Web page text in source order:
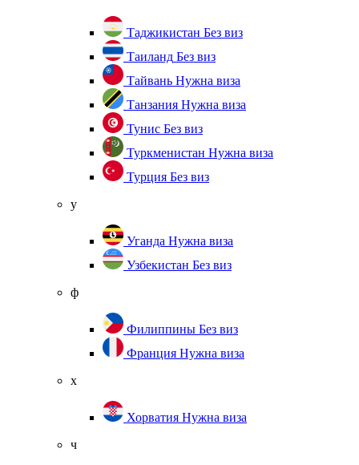
Таджикистан Без виз
Таиланд Без виз
Тайвань Нужна виза
Танзания Нужна виза
Тунис Без виз
Туркменистан Нужна виза
Турция Без виз
у
Уганда Нужна виза
Узбекистан Без виз
ф
Филиппины Без виз
Франция Нужна виза
х
Хорватия Нужна виза
ч